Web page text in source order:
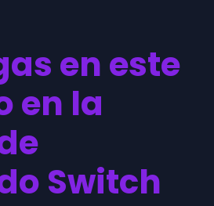
en este
en la
Switch